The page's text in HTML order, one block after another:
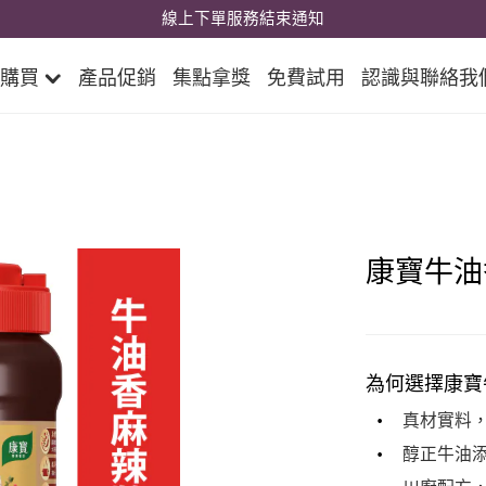
線上下單服務結束通知
買 產品促銷 集點拿獎 免費試用 認識與聯絡我
康寶牛
為何選擇康
真材實料
醇正牛油